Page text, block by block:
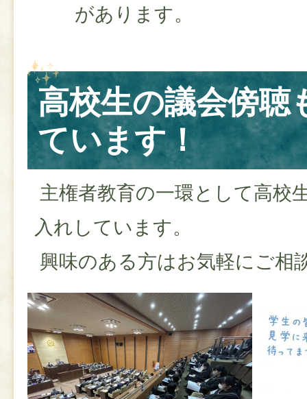
があります。
高校生の議会傍聴
ています！
主権者教育の一環として高校
入れしています。
興味のある方はお気軽にご相